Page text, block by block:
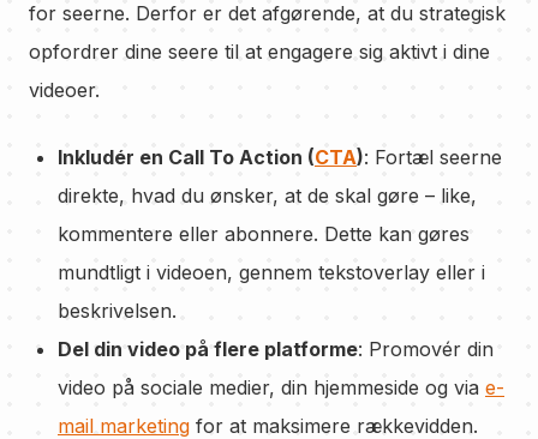
for seerne. Derfor er det afgørende, at du strategisk
opfordrer dine seere til at engagere sig aktivt i dine
videoer.
Inkludér en Call To Action (CTA): Fortæl seerne
direkte, hvad du ønsker, at de skal gøre – like,
kommentere eller abonnere. Dette kan gøres
mundtligt i videoen, gennem tekstoverlay eller i
beskrivelsen.
Del din video på flere platforme: Promovér din
video på sociale medier, din hjemmeside og via e-
mail marketing for at maksimere rækkevidden.